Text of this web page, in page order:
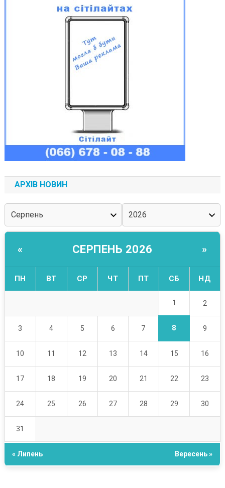
АРХІВ НОВИН
« СЕРПЕНЬ 2026 »
ПН ВТ СР ЧТ ПТ СБ НД
1 2
3 4 5 6 7 8 9
10 11 12 13 14 15 16
17 18 19 20 21 22 23
24 25 26 27 28 29 30
31
« Липень Вересень »